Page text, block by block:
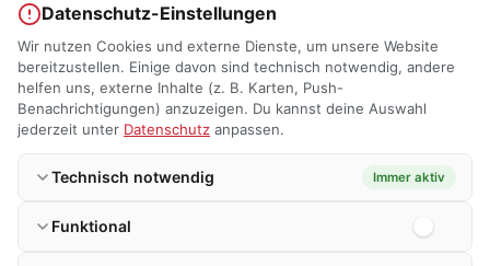
Datenschutz-Einstellungen
Wir nutzen Cookies und externe Dienste, um unsere Website
bereitzustellen. Einige davon sind technisch notwendig, andere
helfen uns, externe Inhalte (z. B. Karten, Push-
Benachrichtigungen) anzuzeigen. Du kannst deine Auswahl
jederzeit unter Datenschutz anpassen.
Technisch notwendig Immer aktiv
Funktional